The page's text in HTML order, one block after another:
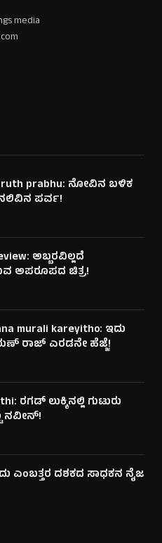
media
ruth prabhu: ನೋವಿನ ಬಳಿಕ
ಪರ್ವ!
ಅಬ್ಬರವಿಲ್ಲದೆ
ಅಪರೂಪದ ಚಿತ್ರ!
murali kareyitho: ಇದು
ರಾಜ್ ಎರಡನೇ ಹೆಜ್ಜೆ!
ರಗಡ್ ಲುಕ್ಕಿನಲ್ಲಿ ಗುಟುರು
ನವೀನ್!
ಎಂಬತ್ತರ ದಶಕದ ಸಾಧಕನ ನೈಜ